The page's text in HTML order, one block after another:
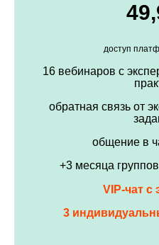
доступ
16 вебинаров с
обратная связь от
общение в
+3 месяца
VIP-чат с
3